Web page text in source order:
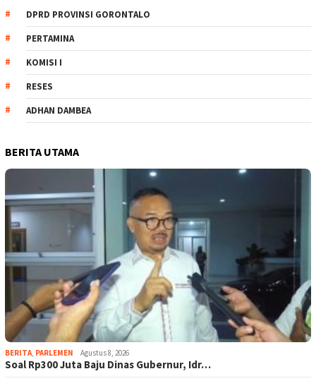
DPRD PROVINSI GORONTALO
PERTAMINA
KOMISI I
RESES
ADHAN DAMBEA
BERITA UTAMA
BERITA, PARLEMEN Agustus 8, 2026
Soal Rp300 Juta Baju Dinas Gubernur, Idr…